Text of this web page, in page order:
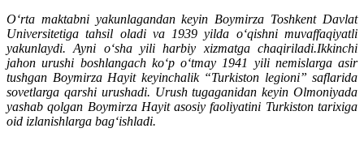
O‘rta maktabni yakunlagandan keyin Boymirza Toshkent Davlat
Universitetiga tahsil oladi va 1939 yilda o‘qishni muvaffaqiyatli
yakunlaydi. Ayni o‘sha yili harbiy xizmatga chaqiriladi.Ikkinchi
jahon urushi boshlangach ko‘p o‘tmay 1941 yili nemislarga asir
tushgan Boymirza Hayit keyinchalik “Turkiston legioni” saflarida
sovetlarga qarshi urushadi. Urush tugaganidan keyin Olmoniyada
yashab qolgan Boymirza Hayit asosiy faoliyatini Turkiston tarixiga
oid izlanishlarga bag‘ishladi.